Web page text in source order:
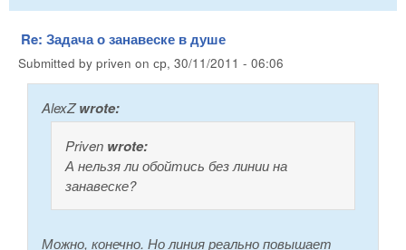
Re: Задача о занавеске в душе
Submitted by priven on ср, 30/11/2011 - 06:06
AlexZwrote:
Priven wrote:
А нельзя ли обойтись без линии на
занавеске?
Можно, конечно. Но линия реально повышает